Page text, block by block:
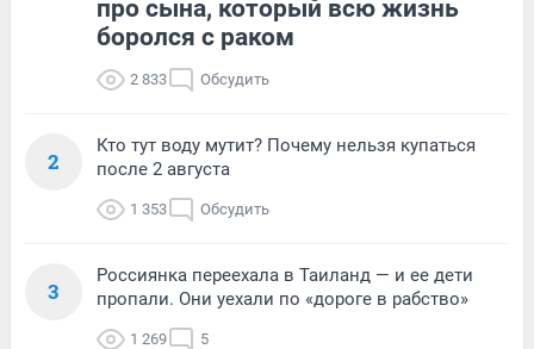
про сына, который всю жизнь
боролся с раком
2 833 Обсудить
2
Кто тут воду мутит? Почему нельзя купаться
после 2 августа
1 353 Обсудить
3
Россиянка переехала в Таиланд — и ее дети
пропали. Они уехали по «дороге в рабство»
1 269 5